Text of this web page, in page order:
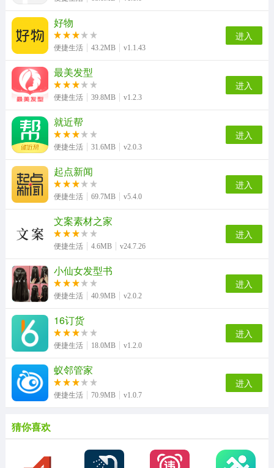
好物
便捷生活 43.2MB v1.1.43
进入
最美发型
便捷生活 39.8MB v1.2.3
进入
就近帮
便捷生活 31.6MB v2.0.3
进入
起点新闻
便捷生活 69.7MB v5.4.0
进入
文案素材之家
便捷生活 4.6MB v24.7.26
进入
小仙女发型书
便捷生活 40.9MB v2.0.2
进入
16订货
便捷生活 18.0MB v1.2.0
进入
蚁邻管家
便捷生活 70.9MB v1.0.7
进入
猜你喜欢